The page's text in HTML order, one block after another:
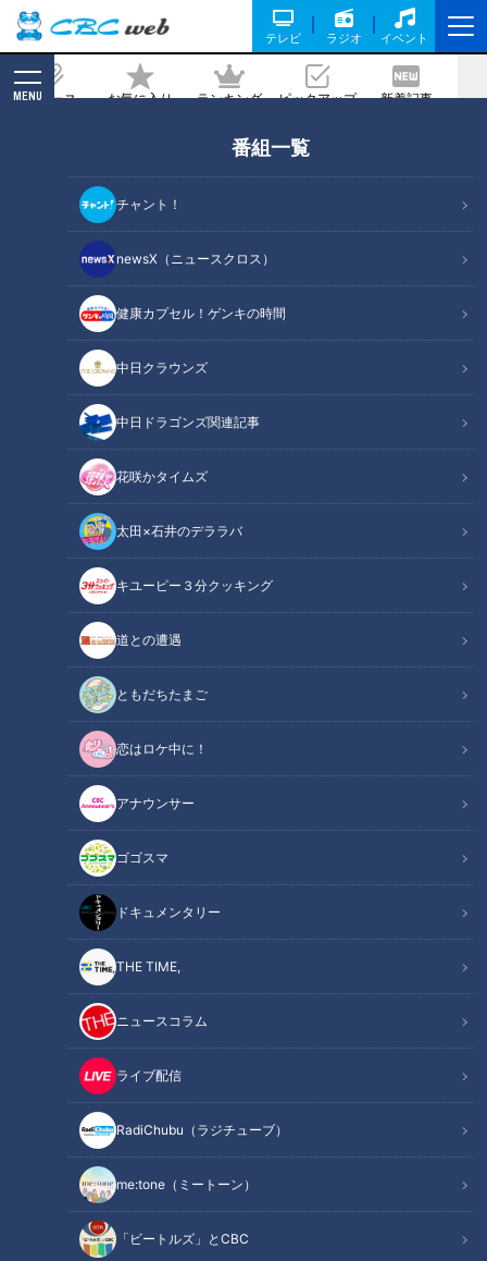
テレビ ラジオ イベント
ニュース お気に入り ランキング ピックアップ 新着記事
MENU
番組一覧
チャント！
newsX（ニュースクロス）
健康カプセル！ゲンキの時間
中日クラウンズ
中日ドラゴンズ関連記事
花咲かタイムズ
太田×石井のデララバ
キユーピー３分クッキング
道との遭遇
ともだちたまご
恋はロケ中に！
アナウンサー
ゴゴスマ
ドキュメンタリー
THE TIME,
ニュースコラム
ライブ配信
RadiChubu（ラジチューブ）
me:tone（ミートーン）
「ビートルズ」とCBC
不屈の投手・橋本侑樹の今年に懸ける覚
記事に戻る
「サンデードラゴンズ」より橋本侑樹投手(C)CBCテレビ
この記事の画像（全6枚）
記事に戻る
この記事を見たあなたへのおすすめ
高山ラーメンと奥飛騨温泉を大
満喫！グラビアアイドル・三田
へ…大久保佳代子の「円グラフ